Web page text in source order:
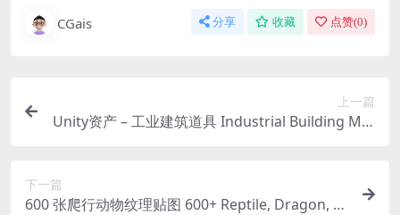
CGais 分享 收藏 点赞(0)
上一篇
Unity资产 – 工业建筑道具 Industrial Building Mat
下一篇
600 张爬行动物纹理贴图 600+ Reptile, Dragon, S